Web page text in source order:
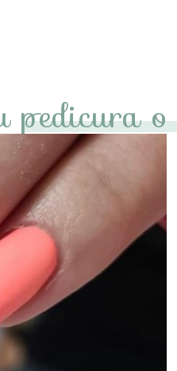
únicas de tus
pedicura